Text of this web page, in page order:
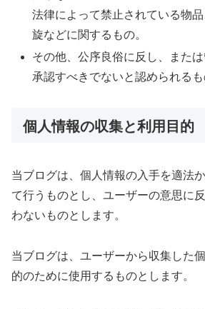
法律によって禁止されている物
旋などに関するもの。
その他、公序良俗に反し、また
承認すべきでないと認められるも
個人情報の収集と利用目的
当ブログは、個人情報の入手を適法
て行うものとし、ユーザーの意思に
わないものとします。
当ブログは、ユーザーから収集した
的のために使用するものとします。